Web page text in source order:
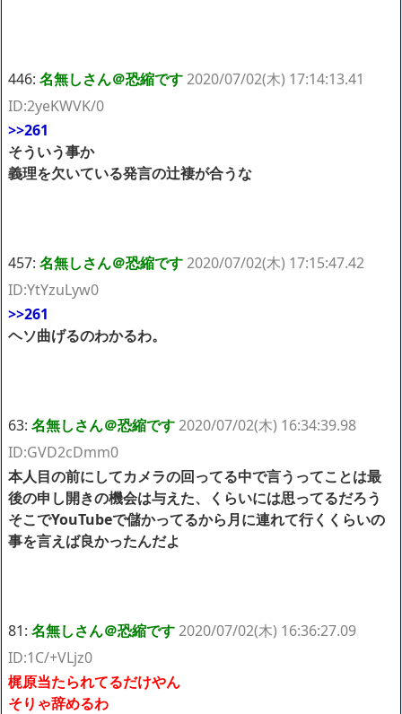
446: 名無しさん＠恐縮です2020/07/02(木) 17:14:13.41
ID:2yeKWVK/0
>>261
そういう事か
義理を欠いている発言の辻褄が合うな
457: 名無しさん＠恐縮です2020/07/02(木) 17:15:47.42
ID:YtYzuLyw0
>>261
ヘソ曲げるのわかるわ。
63: 名無しさん＠恐縮です2020/07/02(木) 16:34:39.98
ID:GVD2cDmm0
本人目の前にしてカメラの回ってる中で言うってことは最
後の申し開きの機会は与えた、くらいには思ってるだろう
そこでYouTubeで儲かってるから月に連れて行くくらいの
事を言えば良かったんだよ
81: 名無しさん＠恐縮です2020/07/02(木) 16:36:27.09
ID:1C/+VLjz0
梶原当たられてるだけやん
そりゃ辞めるわ